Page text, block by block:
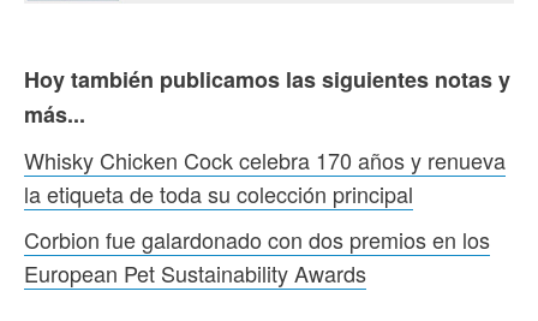
Hoy también publicamos las siguientes notas y
más...
Whisky Chicken Cock celebra 170 años y renueva
la etiqueta de toda su colección principal
Corbion fue galardonado con dos premios en los
European Pet Sustainability Awards